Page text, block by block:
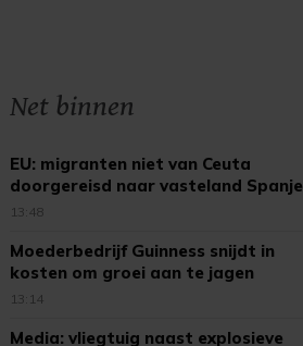
Net binnen
EU: migranten niet van Ceuta
doorgereisd naar vasteland Spanje
13:48
Moederbedrijf Guinness snijdt in
kosten om groei aan te jagen
13:14
Media: vliegtuig naast explosieve